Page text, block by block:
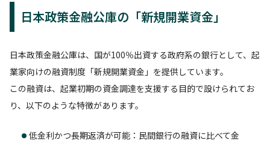
日本政策金融公庫の「新規開業資金」
日本政策金融公庫は、国が100％出資する政府系の銀行として、起
業家向けの融資制度「新規開業資金」を提供しています。
この融資は、起業初期の資金調達を支援する目的で設けられてお
り、以下のような特徴があります。
低金利かつ長期返済が可能：民間銀行の融資に比べて金